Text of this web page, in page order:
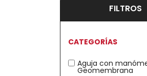
FILTROS
CATEGORÍAS
Aguja con
Geomembrana